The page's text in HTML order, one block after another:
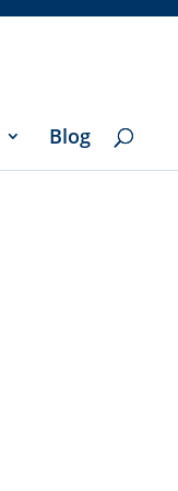
Blog